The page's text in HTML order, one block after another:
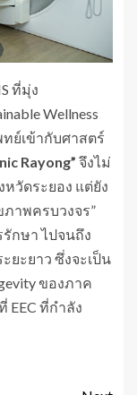
ที่มุ่ง
Wellness
ย์เข้ากับศาสตร์
Rayong” จึงไม่
หวัดระยอง แต่ยัง
ภาพครบวงจร”
กษา ไปจนถึง
ยะยาว ซึ่งจะเป็น
ของภาค
ที่กำลัง